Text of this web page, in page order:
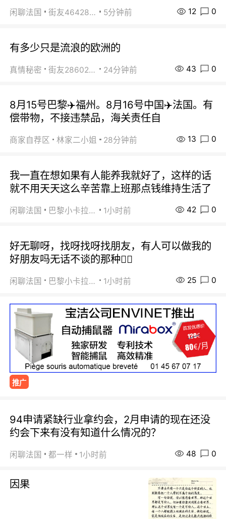
闲聊法国 街友46428878 5分钟前 12 0
有多少只是流浪的欧洲的
真情秘密 街友28602925 24分钟前 43 0
8月15号巴黎✈️福州。8月16号中国✈️法国。有
偿带物，不接违禁品，海关责任自
商家自荐区 林家二小姐 28分钟前 13 0
我一直在想如果有人能养我就好了，这样的话
就不用天天这么辛苦靠上班那点钱维持生活了
闲聊法国 巴黎小卡拉咪 1小时前 42 0
好无聊呀，找呀找呀找朋友，有人可以做我的
好朋友吗无话不谈的那种😮‍💨
闲聊法国 巴黎小卡拉咪 1小时前 25 0
推广
94申请紧缺行业拿约会，2月申请的现在还没
约会下来有没有知道什么情况的？
闲聊法国 都一样 1小时前 48 0
因果